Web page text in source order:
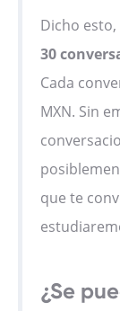
Dicho
30
Cada
MXN. Sin
que te
¿Se